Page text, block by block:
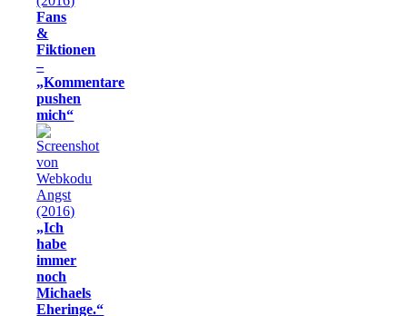
Fans
&
Fiktionen
–
„Kommentare
pushen
mich“
„Ich
habe
immer
noch
Michaels
Eheringe.“